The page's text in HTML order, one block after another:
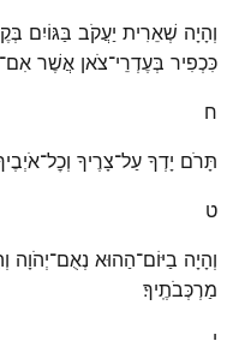
וְהָיָה שְׁאֵרִית יַעֲקֹב בַּגּוֹיִם
כִּכְפִיר בְּעֶדְרֵי־צֹאן אֲשֶׁר
ח
תָּרֹם יָדְךָ עַל־צָרֶיךָ
ט
וְהָיָה בַיּוֹם־הַהוּא
מַרְכְּבֹתֶֽיךָ׃
י